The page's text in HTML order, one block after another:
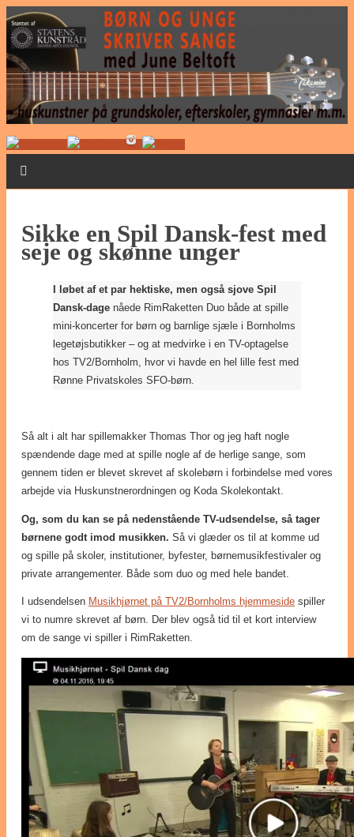
Sikke en Spil Dansk-fest med
seje og skønne unger
I løbet af et par hektiske, men også sjove Spil
Dansk-dagenåede RimRaketten Duo både at spille
mini-koncerter for børn og barnlige sjæle i Bornholms
legetøjsbutikker – og at medvirke i en TV-optagelse
hos TV2/Bornholm, hvor vi havde en hel lille fest med
Rønne Privatskoles SFO-børn.
Så alt i alt har spillemakker Thomas Thor og jeg haft nogle
spændende dage med at spille nogle af de herlige sange, som
gennem tiden er blevet skrevet af skolebørn i forbindelse med vores
arbejde via Huskunstnerordningen og Koda Skolekontakt.
Og, som du kan se på nedenstående TV-udsendelse, så tager
børnene godt imod musikken. Så vi glæder os til at komme ud
og spille på skoler, institutioner, byfester, børnemusikfestivaler og
private arrangementer. Både som duo og med hele bandet.
I udsendelsen Musikhjørnet på TV2/Bornholms hjemmesidespiller
vi to numre skrevet af børn. Der blev også tid til et kort interview
om de sange vi spiller i RimRaketten.